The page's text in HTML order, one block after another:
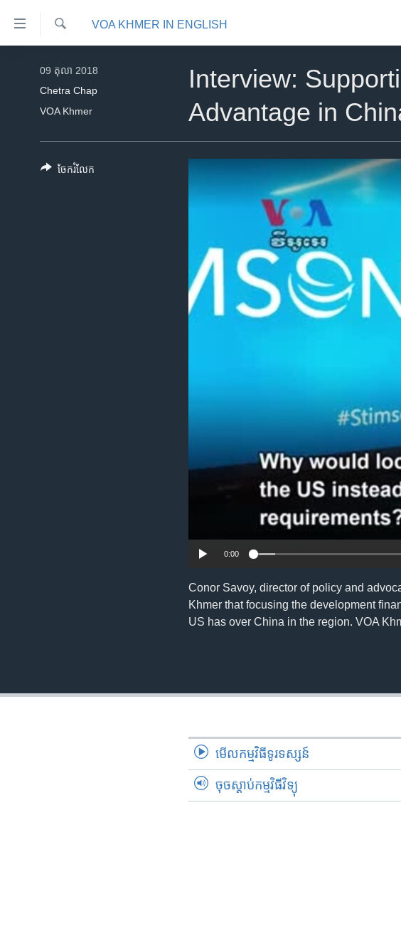
ទៅ​
ទាក់ទង
អន្តរជាតិ
អាមេរិក
ហេឡូវីអូអេ
រក
VOA KHMER IN ENGLISH
Interview:
Advantage in
09 តុលា 2018
Chetra Chap
VOA Khmer
0:00
Conor Savoy, director of policy and
Khmer that focusing the development
US has over China in the region. VOA
ចែករំលែក
មើល​កម្មវិធី​ទូរទស្សន៍
ចុចស្តាប់កម្មវិធីវិទ្យុ